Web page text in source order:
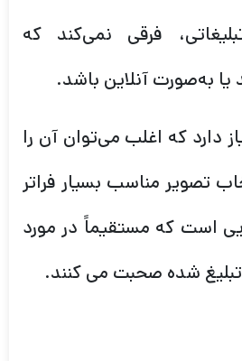
فرقی نمی‌کند که
به‌صورت آنلاین باشد.
دارد که اغلب می‌توان آن را
تصویر مناسب بسیار فراتر
است که مستقیماً در مورد
شده صحبت می کنند.